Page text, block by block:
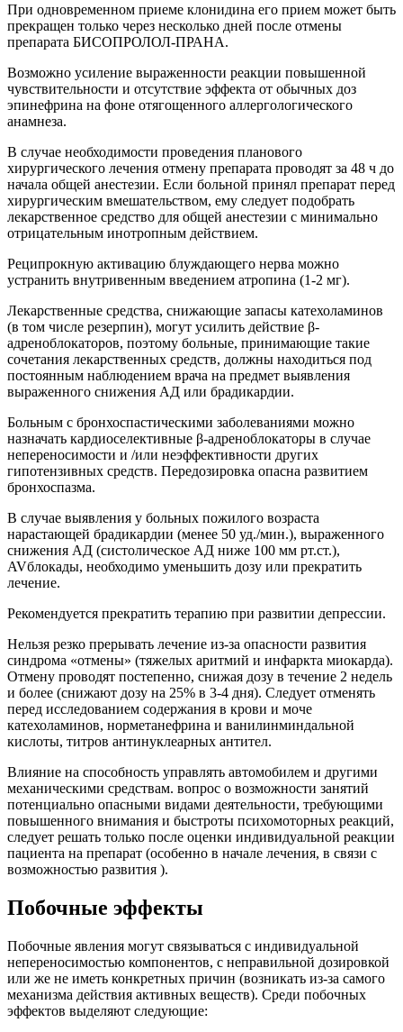
При одновременном приеме клонидина его прием может быть
прекращен только через несколько дней после отмены
препарата БИСОПРОЛОЛ-ПРАНА.
Возможно усиление выраженности реакции повышенной
чувствительности и отсутствие эффекта от обычных доз
эпинефрина на фоне отягощенного аллергологического
анамнеза.
В случае необходимости проведения планового
хирургического лечения отмену препарата проводят за 48 ч до
начала общей анестезии. Если больной принял препарат перед
хирургическим вмешательством, ему следует подобрать
лекарственное средство для общей анестезии с минимально
отрицательным инотропным действием.
Реципрокную активацию блуждающего нерва можно
устранить внутривенным введением атропина (1-2 мг).
Лекарственные средства, снижающие запасы катехоламинов
(в том числе резерпин), могут усилить действие β-
адреноблокаторов, поэтому больные, принимающие такие
сочетания лекарственных средств, должны находиться под
постоянным наблюдением врача на предмет выявления
выраженного снижения АД или брадикардии.
Больным с бронхоспастическими заболеваниями можно
назначать кардиоселективные β-адреноблокаторы в случае
непереносимости и /или неэффективности других
гипотензивных средств. Передозировка опасна развитием
бронхоспазма.
В случае выявления у больных пожилого возраста
нарастающей брадикардии (менее 50 уд./мин.), выраженного
снижения АД (систолическое АД ниже 100 мм рт.ст.),
AVблокады, необходимо уменьшить дозу или прекратить
лечение.
Рекомендуется прекратить терапию при развитии депрессии.
Нельзя резко прерывать лечение из-за опасности развития
синдрома «отмены» (тяжелых аритмий и инфаркта миокарда).
Отмену проводят постепенно, снижая дозу в течение 2 недель
и более (снижают дозу на 25% в 3-4 дня). Следует отменять
перед исследованием содержания в крови и моче
катехоламинов, норметанефрина и ванилинминдальной
кислоты, титров антинуклеарных антител.
Влияние на способность управлять автомобилем и другими
механическими средствам. вопрос о возможности занятий
потенциально опасными видами деятельности, требующими
повышенного внимания и быстроты психомоторных реакций,
следует решать только после оценки индивидуальной реакции
пациента на препарат (особенно в начале лечения, в связи с
возможностью развития ).
Побочные эффекты
Побочные явления могут связываться с индивидуальной
непереносимостью компонентов, с неправильной дозировкой
или же не иметь конкретных причин (возникать из-за самого
механизма действия активных веществ). Среди побочных
эффектов выделяют следующие: